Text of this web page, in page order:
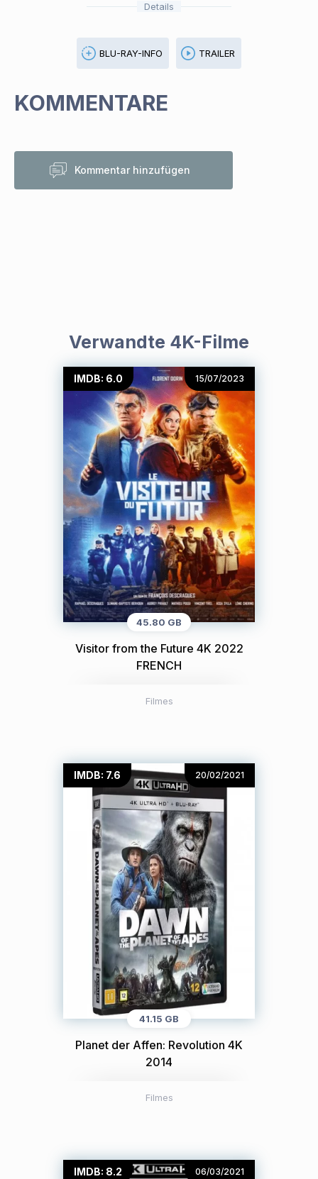
Details
BLU-RAY-INFO TRAILER
KOMMENTARE
Kommentar hinzufügen
Verwandte 4K-Filme
IMDB: 6.0 15/07/2023
45.80 GB
Visitor from the Future 4K 2022
FRENCH
Filmes
IMDB: 7.6 20/02/2021
41.15 GB
Planet der Affen: Revolution 4K
2014
Filmes
IMDB: 8.2 06/03/2021